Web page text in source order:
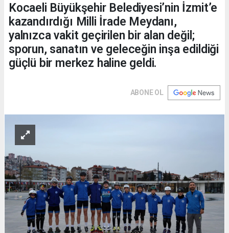
Kocaeli Büyükşehir Belediyesi’nin İzmit’e
kazandırdığı Milli İrade Meydanı,
yalnızca vakit geçirilen bir alan değil;
sporun, sanatın ve geleceğin inşa edildiği
güçlü bir merkez haline geldi.
ABONE OL